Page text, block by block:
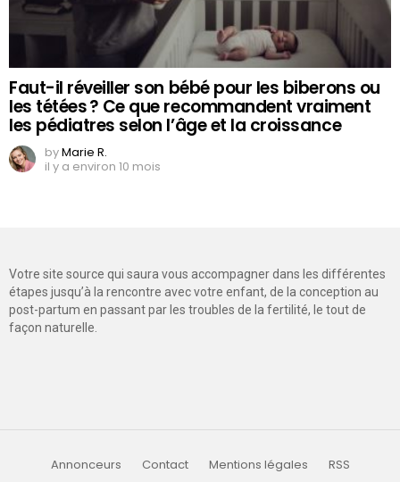
Faut-il réveiller son bébé pour les biberons ou
les tétées ? Ce que recommandent vraiment
les pédiatres selon l’âge et la croissance
byMarie R.
il y a environ 10 mois
Votre site source qui saura vous accompagner dans les différentes
étapes jusqu’à la rencontre avec votre enfant, de la conception au
post-partum en passant par les troubles de la fertilité, le tout de
façon naturelle.
Annonceurs Contact Mentions légales RSS